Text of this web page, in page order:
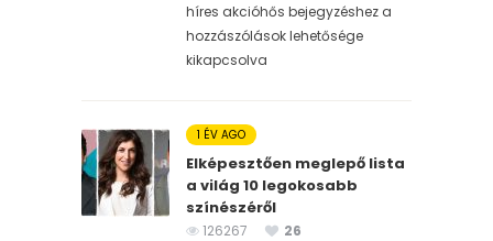
híres akcióhős bejegyzéshez a
hozzászólások lehetősége
kikapcsolva
1 ÉV AGO
Elképesztően meglepő lista
a világ 10 legokosabb
színészéről
126267
26